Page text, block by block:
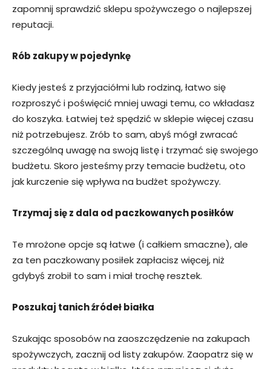
zapomnij sprawdzić sklepu spożywczego o najlepszej
reputacji.
Rób zakupy w pojedynkę
Kiedy jesteś z przyjaciółmi lub rodziną, łatwo się
rozproszyć i poświęcić mniej uwagi temu, co wkładasz
do koszyka. Łatwiej też spędzić w sklepie więcej czasu
niż potrzebujesz. Zrób to sam, abyś mógł zwracać
szczególną uwagę na swoją listę i trzymać się swojego
budżetu. Skoro jesteśmy przy temacie budżetu, oto
jak kurczenie się wpływa na budżet spożywczy.
Trzymaj się z dala od paczkowanych posiłków
Te mrożone opcje są łatwe (i całkiem smaczne), ale
za ten paczkowany posiłek zapłacisz więcej, niż
gdybyś zrobił to sam i miał trochę resztek.
Poszukaj tanich źródeł białka
Szukając sposobów na zaoszczędzenie na zakupach
spożywczych, zacznij od listy zakupów. Zaopatrz się w